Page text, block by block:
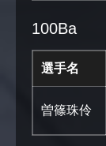
100Ba
選手名
曽篠珠伶